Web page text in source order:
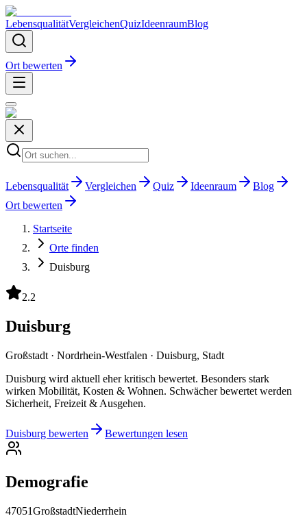
LebensqualitätVergleichenQuizIdeenraumBlog
Ort bewerten
Lebensqualität Vergleichen Quiz Ideenraum
Blog
Ort bewerten
Startseite
Orte finden
Duisburg
2.2
Duisburg
Großstadt · Nordrhein-Westfalen · Duisburg, Stadt
Duisburg wird aktuell eher kritisch bewertet. Besonders stark
wirken Mobilität, Kosten & Wohnen. Schwächer bewertet werden
Sicherheit, Freizeit & Ausgehen.
Duisburg bewerten Bewertungen lesen
Demografie
47051GroßstadtNiederrhein